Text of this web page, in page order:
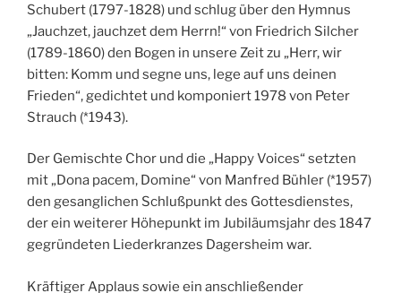
Schubert (1797-1828) und schlug über den Hymnus
„Jauchzet, jauchzet dem Herrn!“ von Friedrich Silcher
(1789-1860) den Bogen in unsere Zeit zu „Herr, wir
bitten: Komm und segne uns, lege auf uns deinen
Frieden“, gedichtet und komponiert 1978 von Peter
Strauch (*1943).
Der Gemischte Chor und die „Happy Voices“ setzten
mit „Dona pacem, Domine“ von Manfred Bühler (*1957)
den gesanglichen Schlußpunkt des Gottesdienstes,
der ein weiterer Höhepunkt im Jubiläumsjahr des 1847
gegründeten Liederkranzes Dagersheim war.
Kräftiger Applaus sowie ein anschließender